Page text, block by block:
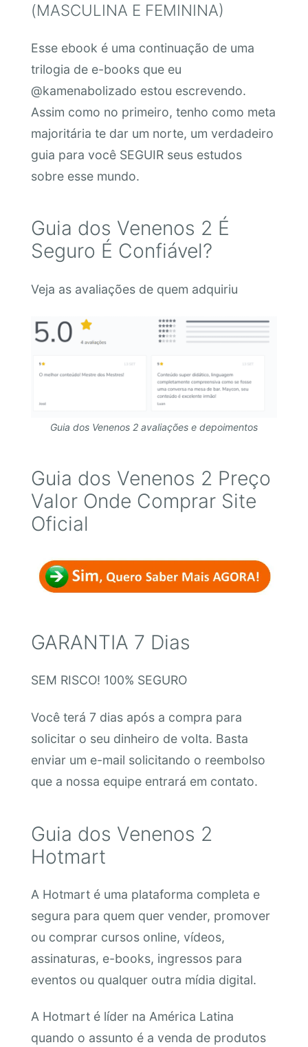
(MASCULINA E FEMININA)
Esse ebook é uma continuação de uma
trilogia de e-books que eu
@kamenabolizado estou escrevendo.
Assim como no primeiro, tenho como meta
majoritária te dar um norte, um verdadeiro
guia para você SEGUIR seus estudos
sobre esse mundo.
Guia dos Venenos 2 É
Seguro É Confiável?
Veja as avaliações de quem adquiriu
Guia dos Venenos 2 avaliações e depoimentos
Guia dos Venenos 2 Preço
Valor Onde Comprar Site
Oficial
GARANTIA 7 Dias
SEM RISCO! 100% SEGURO
Você terá 7 dias após a compra para
solicitar o seu dinheiro de volta. Basta
enviar um e-mail solicitando o reembolso
que a nossa equipe entrará em contato.
Guia dos Venenos 2
Hotmart
A Hotmart é uma plataforma completa e
segura para quem quer vender, promover
ou comprar cursos online, vídeos,
assinaturas, e-books, ingressos para
eventos ou qualquer outra mídia digital.
A Hotmart é líder na América Latina
quando o assunto é a venda de produtos